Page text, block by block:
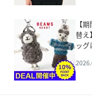
【
替え
ッ